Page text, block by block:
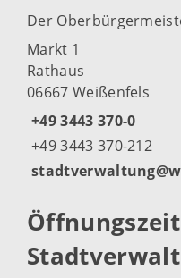
Der
Markt 1
Rathaus
06667 Weißenfels
+49 3443 370-0
+49 3443 370-212